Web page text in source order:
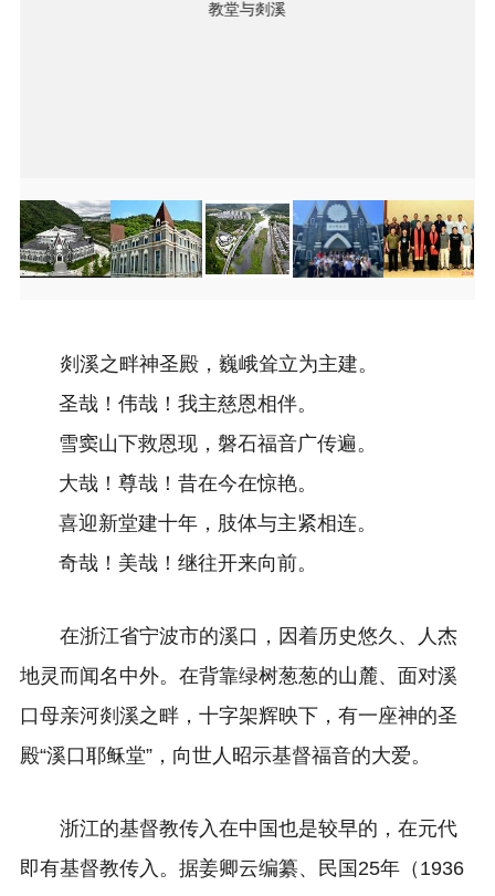
教堂与剡溪
3
of
22
Item
3
of
剡溪之畔神圣殿，巍峨耸立为主建。
圣哉！伟哉！我主慈恩相伴。
雪窦山下救恩现，磐石福音广传遍。
大哉！尊哉！昔在今在惊艳。
喜迎新堂建十年，肢体与主紧相连。
奇哉！美哉！继往开来向前。
在浙江省宁波市的溪口，因着历史悠久、人杰
地灵而闻名中外。在背靠绿树葱葱的山麓、面对溪
口母亲河剡溪之畔，十字架辉映下，有一座神的圣
殿“溪口耶稣堂”，向世人昭示基督福音的大爱。
浙江的基督教传入在中国也是较早的，在元代
即有基督教传入。据姜卿云编纂、民国25年（1936